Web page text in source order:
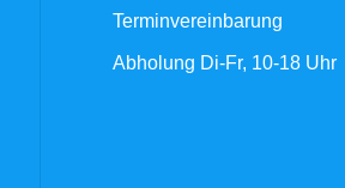
Terminvereinbarung
Abholung Di-Fr, 10-18 Uhr